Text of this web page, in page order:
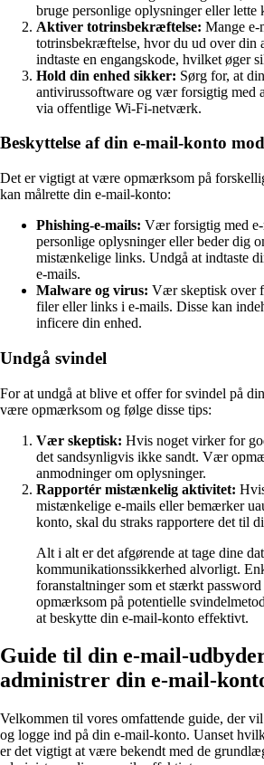
bruge personlige oplysninger eller lette
Aktiver totrinsbekræftelse: Mange e-
totrinsbekræftelse, hvor du ud over din
indtaste en engangskode, hvilket øger
Hold din enhed sikker: Sørg for, at
antivirussoftware og vær forsigtig med
via offentlige Wi-Fi-netværk.
Beskyttelse af din e-mail-konto
Det er vigtigt at være opmærksom på
kan målrette din e-mail-konto:
Phishing-e-mails: Vær forsigtig med
personlige oplysninger eller beder dig
mistænkelige links. Undgå at indtaste
e-mails.
Malware og virus: Vær skeptisk over
filer eller links i e-mails. Disse kan
inficere din enhed.
Undgå svindel
For at undgå at blive et offer for svindel på
være opmærksom og følge disse tips:
Vær skeptisk: Hvis noget virker for
det sandsynligvis ikke sandt. Vær
anmodninger om oplysninger.
Rapportér mistænkelig aktivitet:
mistænkelige e-mails eller bemærker
konto, skal du straks rapportere det til
Alt i alt er det afgørende at tage dine
kommunikationssikkerhed alvorligt.
foranstaltninger som et stærkt
opmærksom på potentielle
at beskytte din e-mail-konto effektivt.
Guide til din e-mail-
administrer din e-mail-
Velkommen til vores omfattende guide, der
og logge ind på din e-mail-konto. Uanset
er det vigtigt at være bekendt med de